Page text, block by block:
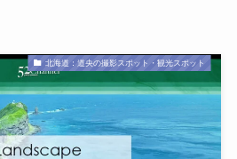
北海道：道央の撮影スポット・観光スポット